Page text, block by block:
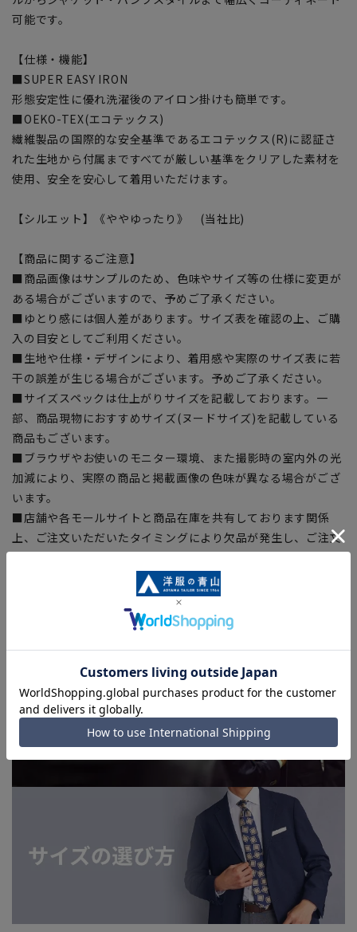
可能です。
【仕様・機能】
■SUPER EASY IRON
形態安定性に優れ洗濯後のアイロン掛けも簡単です。
■OEKO-TEX(エコテックス)
繊維製品の国際的な安全基準であるエコテックス(R)に認証さ
れた生地から付属まですべてが厳しい基準をクリアした素材を
使用、安全を安心して着用いただけます。
【シルエット】《ややゆったり》 (当社比)
【商品に関するご注意】
■商品画像はサンプルのため、色味やサイズ等の仕様に変更が
ある場合がございますので、予めご了承ください。
■ゆとり感には個人差があります。サイズ表を確認の上、ご購
入の目安としてご利用ください。
■生地や仕様・デザインにより、着用感や実際のサイズ表に若
干の誤差が生じる場合がございます。予めご了承ください。
■サイズスペックは仕上がりサイズを記載しております。一
部、商品現物におすすめサイズ(ヌードサイズ)を記載している
商品もございます。
■ブラウザやお使いのモニター環境、また撮影時の室内外の光
加減により、実際の商品と掲載画像の色味が異なる場合がござ
います。
■店舗や各モールサイトと商品在庫を共有しております関係
上、ご注文いただいたタイミングにより欠品が発生し、ご注文
を完了できない場合がございます。予めご了承ください。
■お急ぎ発送のご注文につきましても、ご注文のタイミングに
よってはお急ぎ発送サービスを選択できない場合がございま